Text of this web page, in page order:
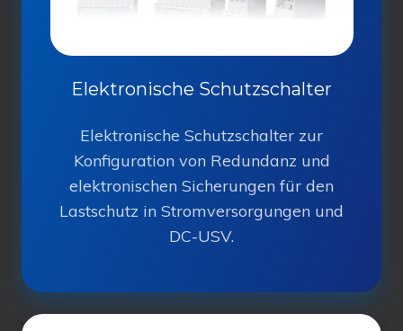
Elektronische Schutzschalter
Elektronische Schutzschalter zur
Konfiguration von Redundanz und
elektronischen Sicherungen für den
Lastschutz in Stromversorgungen und
DC-USV.